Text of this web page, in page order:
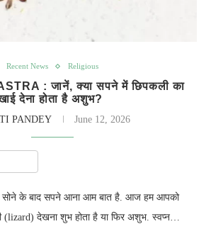
Recent News Religious
: जानें, क्या सपने में छिपकली का
देना होता है अशुभ?
PANDEY June 12, 2026
सोने के बाद सपने आना आम बात है. आज हम आपको
(lizard) देखना शुभ होता है या फिर अशुभ. स्वप्न…